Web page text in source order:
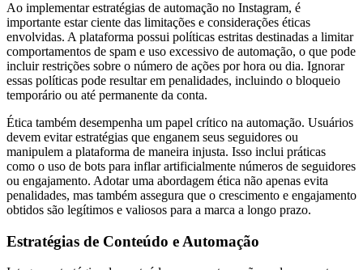
Ao implementar estratégias de automação no Instagram, é
importante estar ciente das limitações e considerações éticas
envolvidas. A plataforma possui políticas estritas destinadas a limitar
comportamentos de spam e uso excessivo de automação, o que pode
incluir restrições sobre o número de ações por hora ou dia. Ignorar
essas políticas pode resultar em penalidades, incluindo o bloqueio
temporário ou até permanente da conta.
Ética também desempenha um papel crítico na automação. Usuários
devem evitar estratégias que enganem seus seguidores ou
manipulem a plataforma de maneira injusta. Isso inclui práticas
como o uso de bots para inflar artificialmente números de seguidores
ou engajamento. Adotar uma abordagem ética não apenas evita
penalidades, mas também assegura que o crescimento e engajamento
obtidos são legítimos e valiosos para a marca a longo prazo.
Estratégias de Conteúdo e Automação